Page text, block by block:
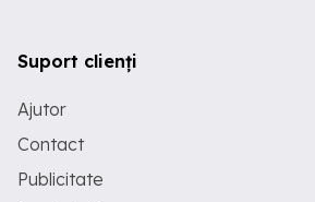
Suport clienți
Ajutor
Contact
Publicitate